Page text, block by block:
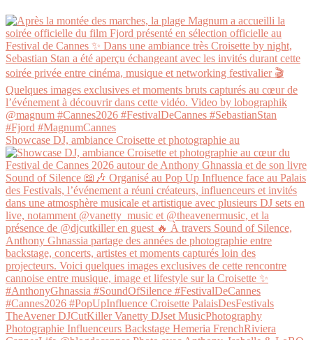
Showcase DJ, ambiance Croisette et photographie au